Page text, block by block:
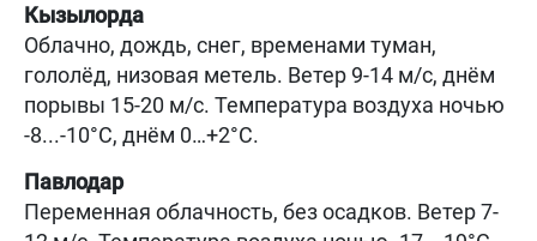
Кызылорда
Облачно, дождь, снег, временами туман,
гололёд, низовая метель. Ветер 9-14 м/с, днём
порывы 15-20 м/с. Температура воздуха ночью
-8...-10°C, днём 0…+2°C.
Павлодар
Переменная облачность, без осадков. Ветер 7-